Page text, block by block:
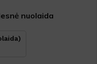
nuolaida